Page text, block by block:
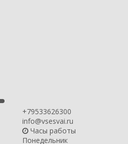
+79533626300
info@vsesvai.ru
Часы работы
Понедельник